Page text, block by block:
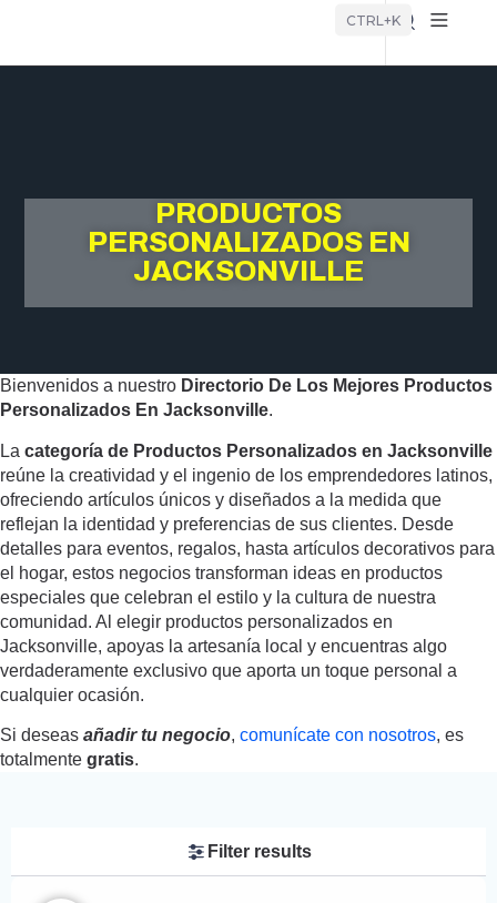
CTRL+K
PRODUCTOS
PERSONALIZADOS EN
JACKSONVILLE
Bienvenidos a nuestro Directorio De Los Mejores Productos
Personalizados En Jacksonville.
La categoría de Productos Personalizados en Jacksonville
reúne la creatividad y el ingenio de los emprendedores latinos,
ofreciendo artículos únicos y diseñados a la medida que
reflejan la identidad y preferencias de sus clientes. Desde
detalles para eventos, regalos, hasta artículos decorativos para
el hogar, estos negocios transforman ideas en productos
especiales que celebran el estilo y la cultura de nuestra
comunidad. Al elegir productos personalizados en
Jacksonville, apoyas la artesanía local y encuentras algo
verdaderamente exclusivo que aporta un toque personal a
cualquier ocasión.
Si deseas añadir tu negocio, comunícate con nosotros, es
totalmente gratis.
Filter results